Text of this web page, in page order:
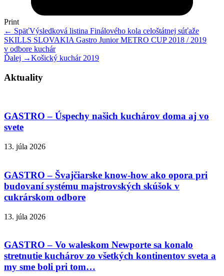
Print
← SpäťVýsledková listina Finálového kola celoštátnej súťaže
SKILLS SLOVAKIA Gastro Junior METRO CUP 2018 / 2019
v odbore kuchár
Ďalej →Košický kuchár 2019
Aktuality
GASTRO – Úspechy našich kuchárov doma aj vo
svete
13. júla 2026
GASTRO – Švajčiarske know-how ako opora pri
budovaní systému majstrovských skúšok v
cukrárskom odbore
13. júla 2026
GASTRO – Vo waleskom Newporte sa konalo
stretnutie kuchárov zo všetkých kontinentov sveta a
my sme boli pri tom…